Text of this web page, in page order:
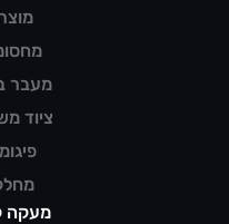
מעבר
ציוד
מעקה